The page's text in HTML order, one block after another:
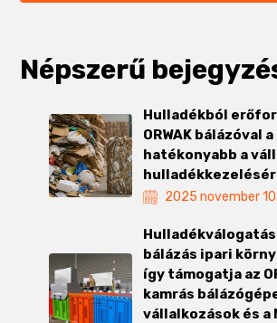
Népszerű
Hulladékból
ORWAK bálázóval a
hatékonyabb a
2025 november 10.
Hulladékválogatás
bálázás ipari
így támogatja az
kamrás
vállalkozások és a